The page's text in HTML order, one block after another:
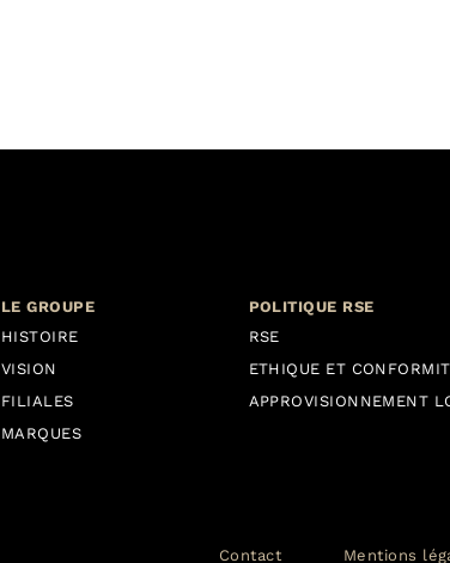
LE GROUPE
HISTOIRE
VISION
FILIALES
MARQUES
POLITIQUE RSE
RSE
ETHIQUE ET
APPROVISIONNEMENT
Contact Mentions